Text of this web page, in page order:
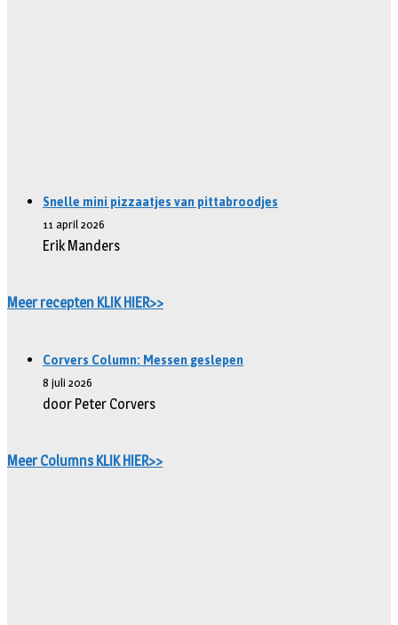
Snelle mini pizzaatjes van pittabroodjes
11 april 2026
Erik Manders
Meer recepten KLIK HIER>>
Corvers Column: Messen geslepen
8 juli 2026
door Peter Corvers
Meer Columns KLIK HIER>>